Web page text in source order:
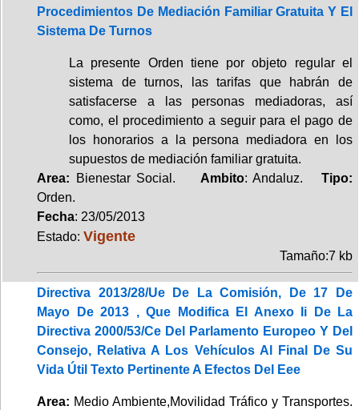
Procedimientos De Mediación Familiar Gratuita Y El
Sistema De Turnos
La presente Orden tiene por objeto regular el
sistema de turnos, las tarifas que habrán de
satisfacerse a las personas mediadoras, así
como, el procedimiento a seguir para el pago de
los honorarios a la persona mediadora en los
supuestos de mediación familiar gratuita.
Area: Bienestar Social. Ambito: Andaluz.Tipo:
Orden.
Fecha: 23/05/2013
Estado: Vigente
Tamaño:7 kb
Directiva 2013/28/Ue De La Comisión, De 17 De
Mayo De 2013 , Que Modifica El Anexo Ii De La
Directiva 2000/53/Ce Del Parlamento Europeo Y Del
Consejo, Relativa A Los Vehículos Al Final De Su
Vida Útil Texto Pertinente A Efectos Del Eee
Area: Medio Ambiente,Movilidad Tráfico y Transportes.